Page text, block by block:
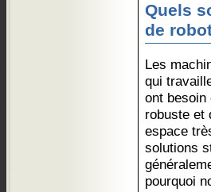
Quels
de
Les
qui
ont besoin
robuste et
espace
solutions
pourquoi